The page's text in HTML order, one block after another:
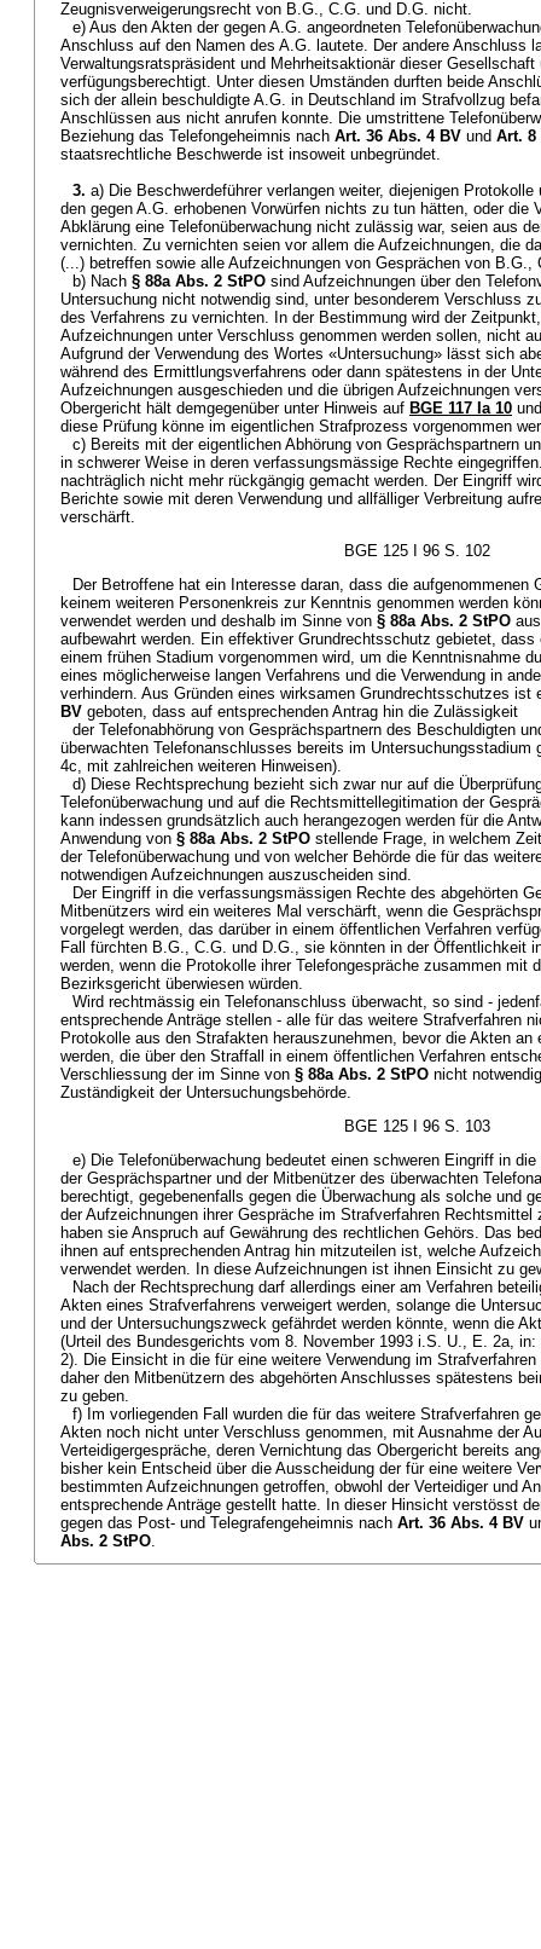
Zeugnisverweigerungsrecht von B.G., C.G. und D.G. nicht.
e) Aus den Akten der gegen A.G. angeordneten
Anschluss auf den Namen des A.G. lautete. Der andere Anschluss
Verwaltungsratspräsident und Mehrheitsaktionär dieser
verfügungsberechtigt. Unter diesen Umständen durften beide
sich der allein beschuldigte A.G. in Deutschland im Strafvollzug
Anschlüssen aus nicht anrufen konnte. Die umstrittene
Beziehung das Telefongeheimnis nach Art. 36 Abs. 4 BV und Art. 8
staatsrechtliche Beschwerde ist insoweit unbegründet.
3. a) Die Beschwerdeführer verlangen weiter, diejenigen
den gegen A.G. erhobenen Vorwürfen nichts zu tun hätten, oder die
Abklärung eine Telefonüberwachung nicht zulässig war, seien aus
vernichten. Zu vernichten seien vor allem die Aufzeichnungen, die
(...) betreffen sowie alle Aufzeichnungen von Gesprächen von B.G.,
b) Nach § 88a Abs. 2 StPO sind Aufzeichnungen über den
Untersuchung nicht notwendig sind, unter besonderem Verschluss
des Verfahrens zu vernichten. In der Bestimmung wird der
Aufzeichnungen unter Verschluss genommen werden sollen, nicht
Aufgrund der Verwendung des Wortes «Untersuchung» lässt sich
während des Ermittlungsverfahrens oder dann spätestens in der
Aufzeichnungen ausgeschieden und die übrigen Aufzeichnungen
Obergericht hält demgegenüber unter Hinweis auf BGE 117 Ia 10
diese Prüfung könne im eigentlichen Strafprozess vorgenommen
c) Bereits mit der eigentlichen Abhörung von Gesprächspartnern
in schwerer Weise in deren verfassungsmässige Rechte
nachträglich nicht mehr rückgängig gemacht werden. Der Eingriff
Berichte sowie mit deren Verwendung und allfälliger Verbreitung
verschärft.
BGE 125 I 96 S. 102
Der Betroffene hat ein Interesse daran, dass die aufgenommenen
keinem weiteren Personenkreis zur Kenntnis genommen werden
verwendet werden und deshalb im Sinne von § 88a Abs. 2 StPO
aufbewahrt werden. Ein effektiver Grundrechtsschutz gebietet,
einem frühen Stadium vorgenommen wird, um die Kenntnisnahme
eines möglicherweise langen Verfahrens und die Verwendung in
verhindern. Aus Gründen eines wirksamen Grundrechtsschutzes ist
BV geboten, dass auf entsprechenden Antrag hin die Zulässigkeit
der Telefonabhörung von Gesprächspartnern des Beschuldigten
überwachten Telefonanschlusses bereits im Untersuchungsstadium
4c, mit zahlreichen weiteren Hinweisen).
d) Diese Rechtsprechung bezieht sich zwar nur auf die
Telefonüberwachung und auf die Rechtsmittellegitimation der
kann indessen grundsätzlich auch herangezogen werden für die
Anwendung von § 88a Abs. 2 StPO stellende Frage, in welchem
der Telefonüberwachung und von welcher Behörde die für das
notwendigen Aufzeichnungen auszuscheiden sind.
Der Eingriff in die verfassungsmässigen Rechte des abgehörten
Mitbenützers wird ein weiteres Mal verschärft, wenn die
vorgelegt werden, das darüber in einem öffentlichen Verfahren
Fall fürchten B.G., C.G. und D.G., sie könnten in der Öffentlichkeit
werden, wenn die Protokolle ihrer Telefongespräche zusammen mit
Bezirksgericht überwiesen würden.
Wird rechtmässig ein Telefonanschluss überwacht, so sind -
entsprechende Anträge stellen - alle für das weitere Strafverfahren
Protokolle aus den Strafakten herauszunehmen, bevor die Akten an
werden, die über den Straffall in einem öffentlichen Verfahren
Verschliessung der im Sinne von § 88a Abs. 2 StPO nicht
Zuständigkeit der Untersuchungsbehörde.
BGE 125 I 96 S. 103
e) Die Telefonüberwachung bedeutet einen schweren Eingriff in
der Gesprächspartner und der Mitbenützer des überwachten
berechtigt, gegebenenfalls gegen die Überwachung als solche und
der Aufzeichnungen ihrer Gespräche im Strafverfahren
haben sie Anspruch auf Gewährung des rechtlichen Gehörs. Das
ihnen auf entsprechenden Antrag hin mitzuteilen ist, welche
verwendet werden. In diese Aufzeichnungen ist ihnen Einsicht zu
Nach der Rechtsprechung darf allerdings einer am Verfahren
Akten eines Strafverfahrens verweigert werden, solange die
und der Untersuchungszweck gefährdet werden könnte, wenn die
(Urteil des Bundesgerichts vom 8. November 1993 i.S. U., E. 2a,
2). Die Einsicht in die für eine weitere Verwendung im
daher den Mitbenützern des abgehörten Anschlusses spätestens
zu geben.
f) Im vorliegenden Fall wurden die für das weitere Strafverfahren
Akten noch nicht unter Verschluss genommen, mit Ausnahme der
Verteidigergespräche, deren Vernichtung das Obergericht bereits
bisher kein Entscheid über die Ausscheidung der für eine weitere
bestimmten Aufzeichnungen getroffen, obwohl der Verteidiger und
entsprechende Anträge gestellt hatte. In dieser Hinsicht verstösst
gegen das Post- und Telegrafengeheimnis nach Art. 36 Abs. 4 BV
Abs. 2 StPO.